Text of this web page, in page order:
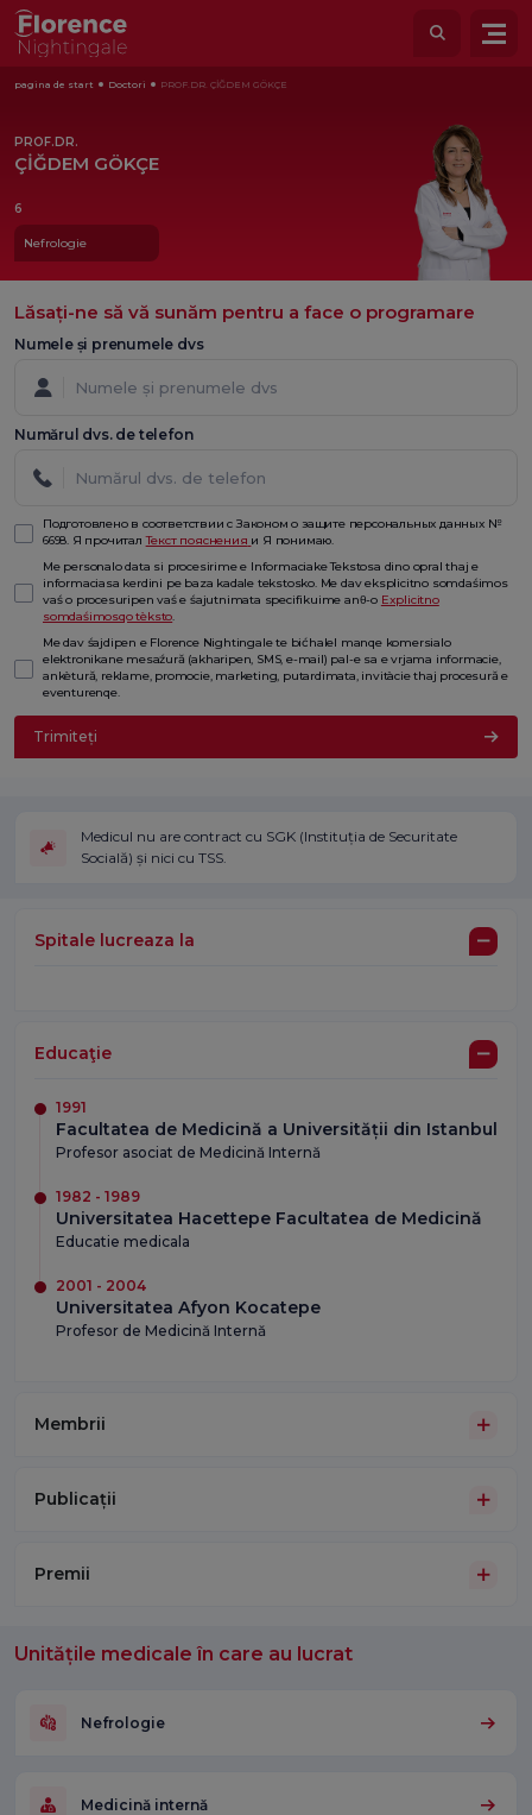
pagina de start Doctori PROF.DR. ÇİĞDEM GÖKÇE
PROF.DR.
ÇİĞDEM GÖKÇE
6
Nefrologie
Lăsați-ne să vă sunăm pentru a face o programare
Numele și prenumele dvs
Numărul dvs. de telefon
Подготовлено в соответствии с Законом о защите персональных данных №
6698. Я прочиталТекст пояснения и Я понимаю.
Me personalo data si procesirime e Informaciake Tekstosa dino opral thaj e
informaciasa kerdini pe baza kadale tekstosko. Me dav eksplicitno somdaśimos
vaś o procesuripen vaś e śajutnimata specifikuime anθ-o Explicitno
somdaśimosqo tèksto.
Me dav śajdipen e Florence Nightingale te bićhalel manqe komersialo
elektronikane mesaźură (akharipen, SMS, e-mail) pal-e sa e vrjama informacie,
ankètură, reklame, promocie, marketing, putardimata, invitàcie thaj procesură e
eventurenqe.
Trimiteți
Medicul nu are contract cu SGK (Instituția de Securitate
Socială) și nici cu TSS.
Spitale lucreaza la
Educaţie
1991
Facultatea de Medicină a Universității din Istanbul
Profesor asociat de Medicină Internă
1982 - 1989
Universitatea Hacettepe Facultatea de Medicină
Educatie medicala
2001 - 2004
Universitatea Afyon Kocatepe
Profesor de Medicină Internă
Membrii
Publicații
Premii
Unitățile medicale în care au lucrat
Nefrologie
Medicină internă